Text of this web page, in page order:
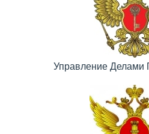
Управление Делами